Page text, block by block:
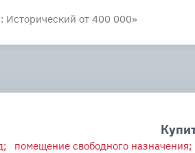
помещение свободного назначения;